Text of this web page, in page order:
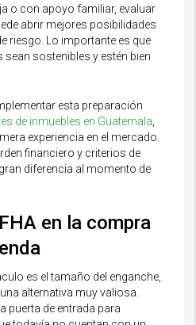
o con apoyo familiar, evaluar
abrir mejores posibilidades
riesgo. Lo importante es que
sostenibles y estén bien
esta preparación
de inmuebles en Guatemala
experiencia en el mercado.
financiero y criterios de
diferencia al momento de
en la compra
es el tamaño del enganche,
alternativa muy valiosa.
puerta de entrada para